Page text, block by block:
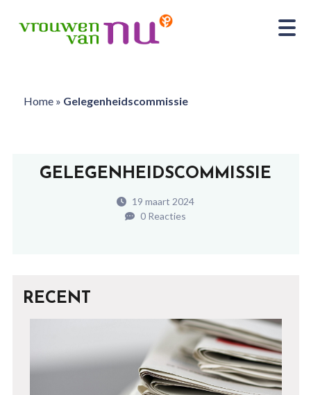
Home» Gelegenheidscommissie
GELEGENHEIDSCOMMISSIE
19 maart 2024
0 Reacties
RECENT